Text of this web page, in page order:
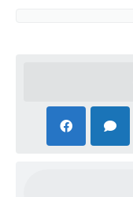
Leis Municipais Online